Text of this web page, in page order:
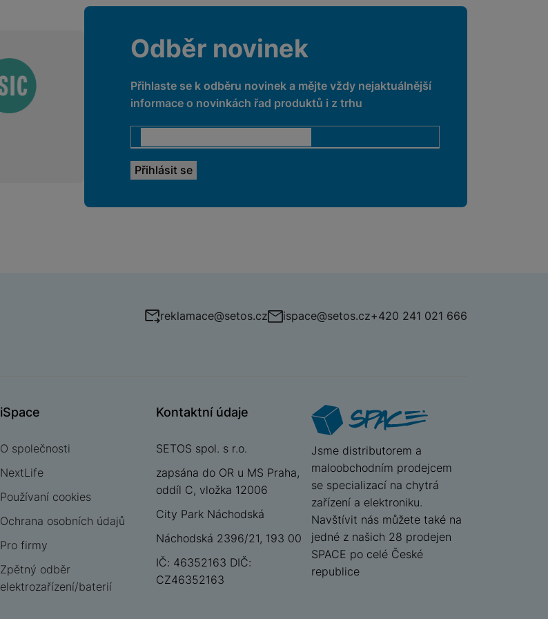
Odběr novinek
Přihlaste se k odběru novinek a mějte vždy nejaktuálnější
informace o novinkách řad produktů i z trhu
reklamace@setos.cz ispace@setos.cz+420 241 021 666
iSpace
O společnosti
NextLife
Používaní cookies
Ochrana osobních údajů
Pro firmy
Zpětný odběr
elektrozařízení/baterií
Kontaktní údaje
SETOS spol. s r.o.
zapsána do OR u MS Praha,
oddíl C, vložka 12006
City Park Náchodská
Náchodská 2396/21, 193 00
IČ: 46352163 DIČ:
CZ46352163
iSpace
Jsme distributorem a
maloobchodním prodejcem
se specializací na chytrá
zařízení a elektroniku.
Navštívit nás můžete také na
jedné z našich 28 prodejen
SPACE po celé České
republice